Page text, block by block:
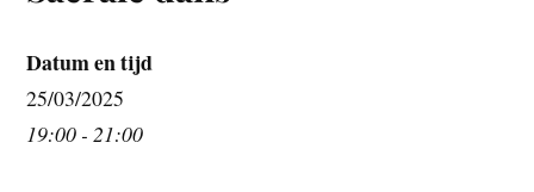
Datum en tijd
25/03/2025
19:00 - 21:00